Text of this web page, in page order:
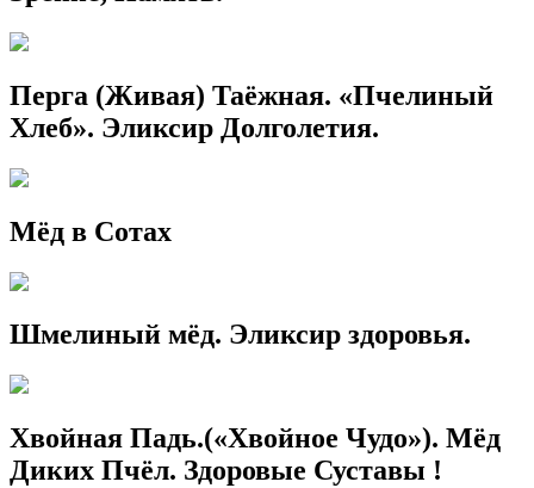
Перга (Живая) Таёжная. «Пчелиный
Хлеб». Эликсир Долголетия.
Мёд в Сотах
Шмелиный мёд. Эликсир здоровья.
Хвойная Падь.(«Хвойное Чудо»). Мёд
Диких Пчёл. Здоровые Суставы !